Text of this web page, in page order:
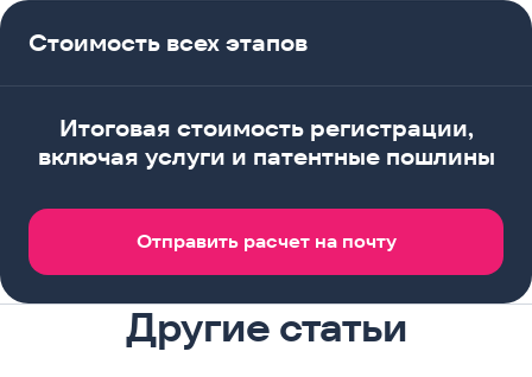
Стоимость всех этапов
Итоговая стоимость регистрации,
включая услуги и патентные пошлины
Отправить расчет на почту
Другие статьи